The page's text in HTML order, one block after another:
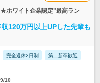
ホワイト企業認定"最高ラン
120万円以上UPした先輩も
完全週休2日制 第二新卒歓迎
10